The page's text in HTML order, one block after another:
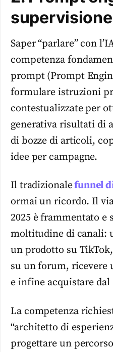
Saper “parlare” con
competenza
prompt (Prompt
formulare istruzioni
contestualizzate per
generativa risultati di
di bozze di articoli,
idee per campagne.
Il tradizionalefunnel
ormai un ricordo. Il
2025 è frammentato e
moltitudine di canali:
un prodotto su
su un forum, ricevere
e infine acquistare dal
La competenza
“architetto di
progettare un